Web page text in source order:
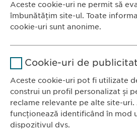
Ewopharma
Bulevardul
România
CONTACT
Tel.: +40 21 260
Fax: +40 21 202
Stochează
Aceste cookie-uri ne permit să
îmbunătățim site-ul. Toate
cookie-uri sunt anonime.
1 zi
Scop
Cookie-uri de
Aceste cookie-uri pot fi utilizate
construi un profil personalizat și
reclame relevante pe alte site-uri.
funcționează identificând în mod
dispozitivul dvs.